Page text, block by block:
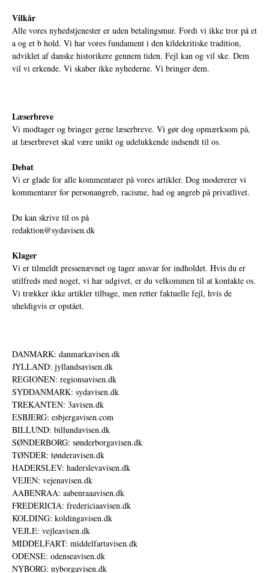
Vilkår
Alle vores nyhedstjenester er uden betalingsmur. Fordi vi ikke tror på et
a og et b hold. Vi har vores fundament i den kildekritiske tradition,
udviklet af danske historikere gennem tiden. Fejl kan og vil ske. Dem
vil vi erkende. Vi skaber ikke nyhederne. Vi bringer dem.
Læserbreve
Vi modtager og bringer gerne læserbreve. Vi gør dog opmærksom på,
at læserbrevet skal være unikt og udelukkende indsendt til os.
Debat
Vi er glade for alle kommentarer på vores artikler. Dog modererer vi
kommentarer for personangreb, racisme, had og angreb på privatlivet.
Du kan skrive til os på
redaktion@sydavisen.dk
Klager
Vi er tilmeldt pressenævnet og tager ansvar for indholdet. Hvis du er
utilfreds med noget, vi har udgivet, er du velkommen til at kontakte os.
Vi trækker ikke artikler tilbage, men retter faktuelle fejl, hvis de
uheldigvis er opstået.
DANMARK: danmarkavisen.dk
JYLLAND: jyllandsavisen.dk
REGIONEN: regionsavisen.dk
SYDDANMARK: sydavisen.dk
TREKANTEN: 3avisen.dk
ESBJERG: esbjergavisen.com
BILLUND: billundavisen.dk
SØNDERBORG: sønderborgavisen.dk
TØNDER: tønderavisen.dk
HADERSLEV: haderslevavisen.dk
VEJEN: vejenavisen.dk
AABENRAA: aabenraaavisen.dk
FREDERICIA: fredericiaavisen.dk
KOLDING: koldingavisen.dk
VEJLE: vejleavisen.dk
MIDDELFART: middelfartavisen.dk
ODENSE: odenseavisen.dk
NYBORG: nyborgavisen.dk